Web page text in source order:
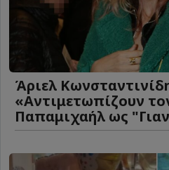
Άριελ
«Αντιμετωπίζουν
Παπαμιχαήλ ως